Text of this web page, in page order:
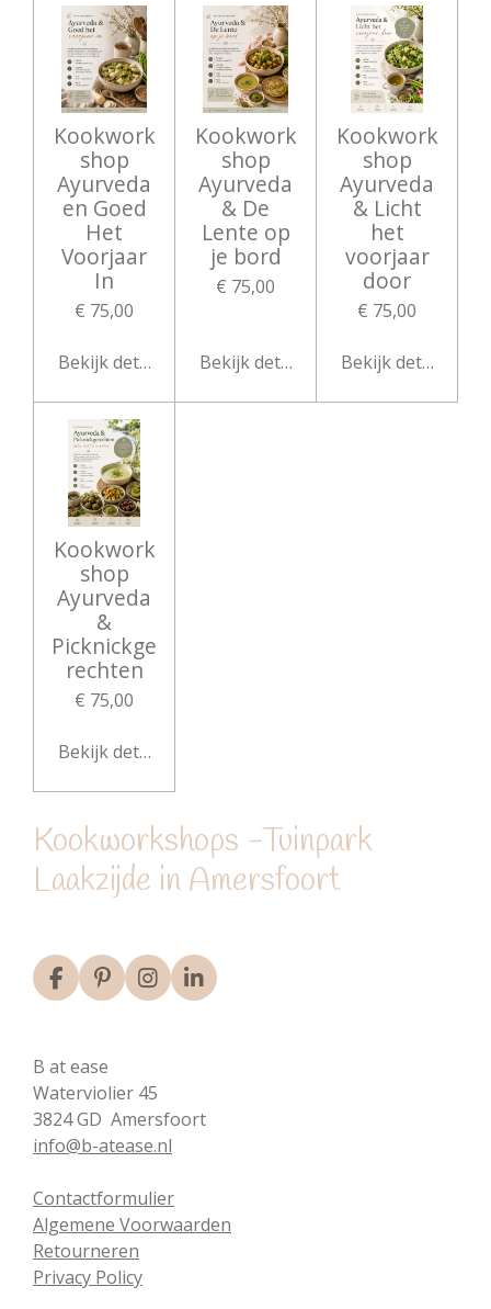
Kookwork
shop
Ayurveda
en Goed
Het
Voorjaar
In
€ 75,00
Bekijk details
Kookwork
shop
Ayurveda
& De
Lente op
je bord
€ 75,00
Bekijk details
Kookwork
shop
Ayurveda
& Licht
het
voorjaar
door
€ 75,00
Bekijk details
Kookwork
shop
Ayurveda
&
Picknickge
rechten
€ 75,00
Bekijk details
Kookworkshops -Tuinpark
Laakzijde in Amersfoort
F
a
b
o
o
k
P
i
e
r
e
s
t
I
n
g
r
a
m
L
i
I
n
B at ease
Waterviolier 45
3824 GD Amersfoort
info@b-atease.nl
Contactformulier
Algemene Voorwaarden
Retourneren
Privacy Policy